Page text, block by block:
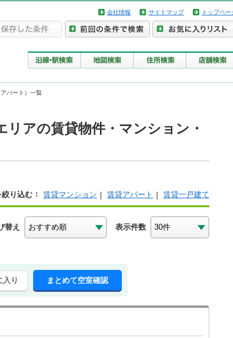
会社情報 サイトマップ トップペー
パート）一覧
リアの賃貸物件・マンション・
り込む 賃貸マンション 賃貸アパート 賃貸一戸建て
替え 表示件数
入り まとめて空室確認